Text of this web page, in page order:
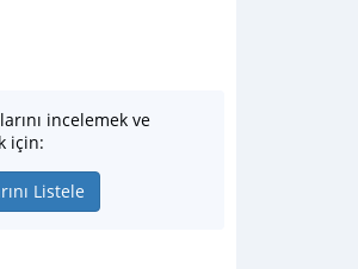
incelemek ve
için:
Listele